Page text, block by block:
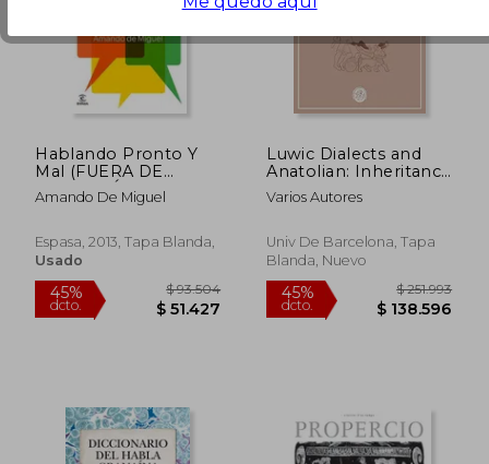
Hablando Pronto Y
Mal (FUERA DE
COLECCIÓN Y ONE
SHOT)
Amando De Miguel
Espasa, 2013, Tapa Blanda,
Usado
Luwic Dialects and
Anatolian: Inheritance
and Diffusion
(Barcino.
Orientalia)
Varios Autores
Univ De Barcelona, Tapa
Blanda, Nuevo